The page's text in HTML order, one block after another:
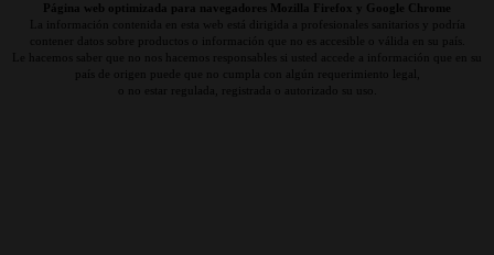
Página web optimizada para navegadores Mozilla Firefox y Google Chrome
La información contenida en esta web está dirigida a profesionales sanitarios y podría
contener datos sobre productos o información que no es accesible o válida en su país.
Le hacemos saber que no nos hacemos responsables si usted accede a información que en su
país de origen puede que no cumpla con algún requerimiento legal,
o no estar regulada, registrada o autorizado su uso.